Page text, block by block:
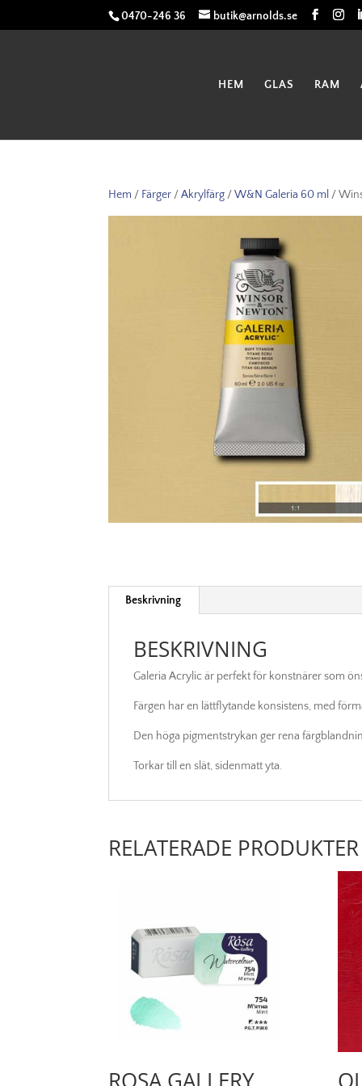
0470-246 36 butik@arnolds.se
HEM GLAS RAM
Hem / Färger /Akrylfärg /W&N Galeria 60 ml /
Beskrivning
BESKRIVNING
Galeria Acrylic är perfekt för konstnärer som
Färgen har en lättflytande konsistens, med
Den höga pigmentstrykan ger rena
Torkar till en slät, sidenmatt yta.
RELATERADE PRODUKTER